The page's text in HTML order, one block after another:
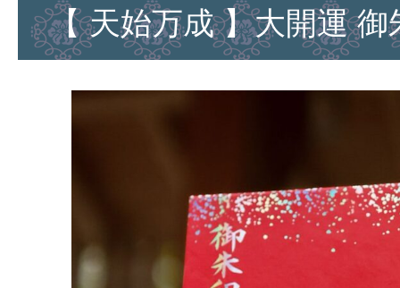
【 天始万成 】大開運 御